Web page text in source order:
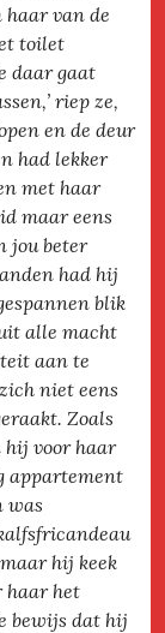
van de
toilet
daar gaat
riep ze,
en de deur
had lekker
met haar
maar eens
jou beter
had hij
blik
alle macht
aan te
niet eens
Zoals
hij voor haar
appartement
was
hij keek
haar het
bewijs dat hij